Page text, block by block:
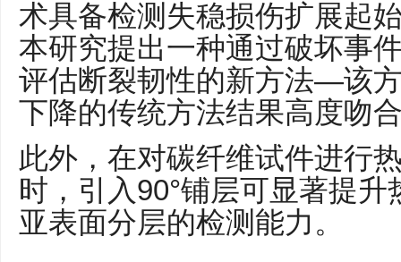
术具备检测失稳损伤扩展起
本研究提出一种通过破坏事
评估断裂韧性的新方法—该
下降的传统方法结果高度吻
此外，在对碳纤维试件进行
时，引入90°铺层可显著提
亚表面分层的检测能力。